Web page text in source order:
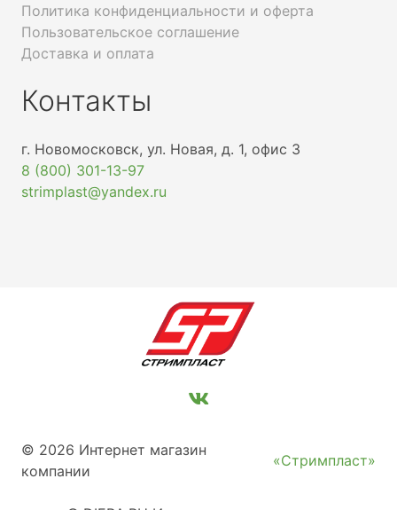
Политика конфиденциальности и оферта
Пользовательское соглашение
Доставка и оплата
Контакты
г. Новомосковск, ул. Новая, д. 1, офис 3
8 (800) 301-13-97
strimplast@yandex.ru
© 2026 Интернет магазин
компании
«Стримпласт»